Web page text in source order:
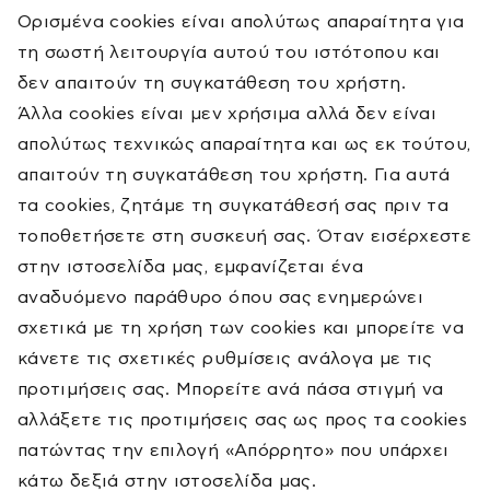
Ορισμένα cookies είναι απολύτως απαραίτητα για
τη σωστή λειτουργία αυτού του ιστότοπου και
δεν απαιτούν τη συγκατάθεση του χρήστη.
Άλλα cookies είναι μεν χρήσιμα αλλά δεν είναι
απολύτως τεχνικώς απαραίτητα και ως εκ τούτου,
απαιτούν τη συγκατάθεση του χρήστη. Για αυτά
τα cookies, ζητάμε τη συγκατάθεσή σας πριν τα
τοποθετήσετε στη συσκευή σας. Όταν εισέρχεστε
στην ιστοσελίδα μας, εμφανίζεται ένα
αναδυόμενο παράθυρο όπου σας ενημερώνει
σχετικά με τη χρήση των cookies και μπορείτε να
κάνετε τις σχετικές ρυθμίσεις ανάλογα με τις
προτιμήσεις σας. Μπορείτε ανά πάσα στιγμή να
αλλάξετε τις προτιμήσεις σας ως προς τα cookies
πατώντας την επιλογή «Απόρρητο» που υπάρχει
κάτω δεξιά στην ιστοσελίδα μας.